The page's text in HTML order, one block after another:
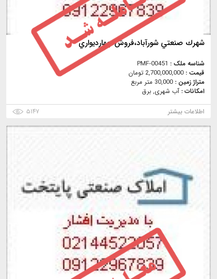
شهرك صنعتي شورآباد،فروش چهارديواري
شناسه ملک : PMF-00451
قیمت : 2,700,000,000 تومان
متراژ زمین : 30,000 متر مربع
امکانات :آب شهری, برق
اطلاعات بیشتر
۵۱۴۷